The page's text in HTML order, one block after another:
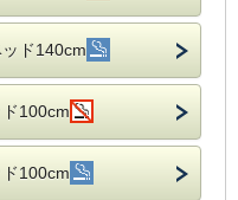
ド140cm
100cm
100cm